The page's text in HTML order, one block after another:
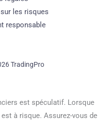
les risques
responsable
TradingPro
est spéculatif. Lorsque
à risque. Assurez-vous de